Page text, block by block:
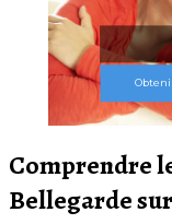
Comprendre
Bellegarde